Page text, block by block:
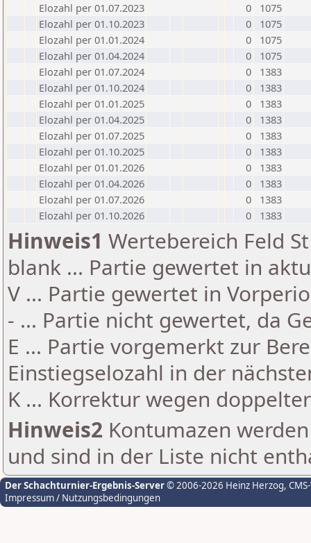
Elozahl per 01.07.2023
0
1075
Elozahl per 01.10.2023
0
1075
Elozahl per 01.01.2024
0
1075
Elozahl per 01.04.2024
0
1075
Elozahl per 01.07.2024
0
1383
Elozahl per 01.10.2024
0
1383
Elozahl per 01.01.2025
0
1383
Elozahl per 01.04.2025
0
1383
Elozahl per 01.07.2025
0
1383
Elozahl per 01.10.2025
0
1383
Elozahl per 01.01.2026
0
1383
Elozahl per 01.04.2026
0
1383
Elozahl per 01.07.2026
0
1383
Elozahl per 01.10.2026
0 1383
Hinweis1 Wertebereich Feld
blank ... Partie gewertet in
V ... Partie gewertet in
- ... Partie nicht gewertet, da
E ... Partie vorgemerkt zur
Einstiegselozahl in der
K ... Korrektur wegen
Hinweis2 Kontumazen
und sind in der Liste nicht
Der Schachturnier-Ergebnis-Server© 2006-2026 Heinz Herzog,
Impressum / Nutzungsbedingungen